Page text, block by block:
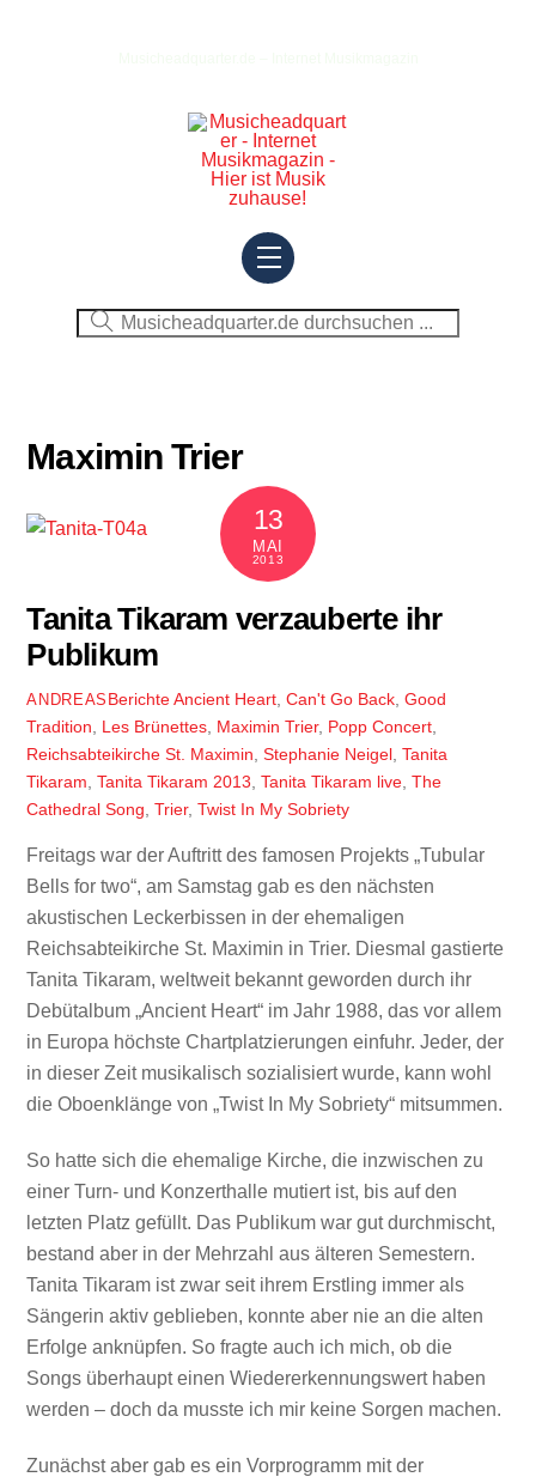
Menu
Maximin Trier
13
MAI
2013
Tanita Tikaram verzauberte ihr
Publikum
ANDREAS BerichteAncient Heart, Can't Go Back, Good
Tradition
Les Brünettes Maximin Trier, Popp Concert
Reichsabteikirche St. Maximin ,Stephanie Neigel ,Tanita
Tikaram ,Tanita Tikaram 2013 ,Tanita Tikaram live ,The
Cathedral Song ,Trier,Twist In My Sobriety
Freitags war der Auftritt des famosen Projekts „Tubular
Bells for two“, am Samstag gab es den nächsten
akustischen Leckerbissen in der ehemaligen
Reichsabteikirche St. Maximin in Trier. Diesmal gastierte
Tanita Tikaram, weltweit bekannt geworden durch ihr
Debütalbum „Ancient Heart“ im Jahr 1988, das vor allem
in Europa höchste Chartplatzierungen einfuhr. Jeder, der
in dieser Zeit musikalisch sozialisiert wurde, kann wohl
die Oboenklänge von „Twist In My Sobriety“ mitsummen.
So hatte sich die ehemalige Kirche, die inzwischen zu
einer Turn- und Konzerthalle mutiert ist, bis auf den
letzten Platz gefüllt. Das Publikum war gut durchmischt,
bestand aber in der Mehrzahl aus älteren Semestern.
Tanita Tikaram ist zwar seit ihrem Erstling immer als
Sängerin aktiv geblieben, konnte aber nie an die alten
Erfolge anknüpfen. So fragte auch ich mich, ob die
Songs überhaupt einen Wiedererkennungswert haben
werden – doch da musste ich mir keine Sorgen machen.
Zunächst aber gab es ein Vorprogramm mit der